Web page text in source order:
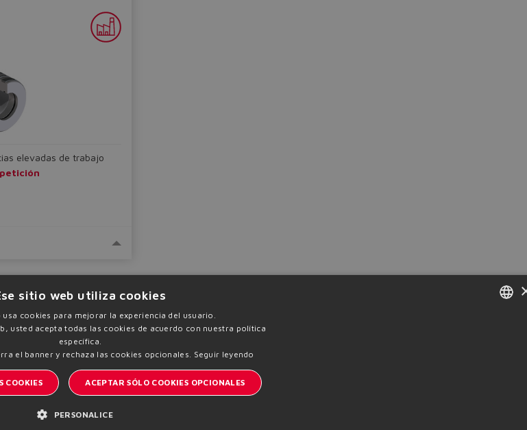
elevadas de trabajo
sitio web utiliza cookies
usa cookies para mejorar la experiencia del usuario.
usted acepta todas las cookies de acuerdo con nuestra política
específica.
el banner y rechaza las cookies opcionales. Seguir leyendo
COOKIES ACEPTAR SÓLO COOKIES OPCIONALES
PERSONALICE